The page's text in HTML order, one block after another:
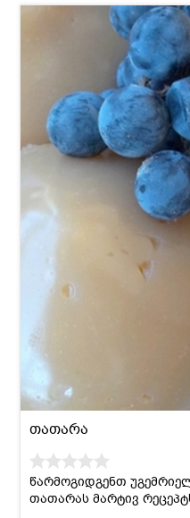
თათარა
წარმოგიდგენთ
თათარას მარტივ